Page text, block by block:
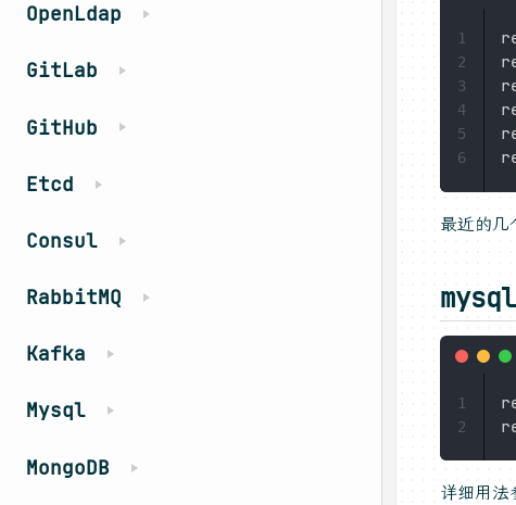
OpenLdap
GitLab
GitHub
Etcd
Consul
RabbitMQ
Kafka
Mysql
MongoDB
1
2
3
4
5
6
最近的几
mysql
1
2
详细用法